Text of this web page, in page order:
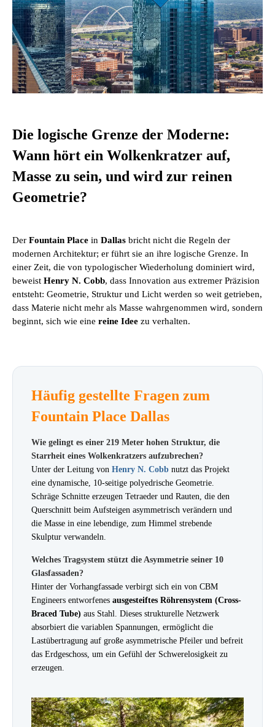
Die logische Grenze der Moderne:
Wann hört ein Wolkenkratzer auf,
Masse zu sein, und wird zur reinen
Geometrie?
Der Fountain Place in Dallas bricht nicht die Regeln der
modernen Architektur; er führt sie an ihre logische Grenze. In
einer Zeit, die von typologischer Wiederholung dominiert wird,
beweist Henry N. Cobb, dass Innovation aus extremer Präzision
entsteht: Geometrie, Struktur und Licht werden so weit getrieben,
dass Materie nicht mehr als Masse wahrgenommen wird, sondern
beginnt, sich wie eine reine Idee zu verhalten.
Häufig gestellte Fragen zum
Fountain Place Dallas
Wie gelingt es einer 219 Meter hohen Struktur, die
Starrheit eines Wolkenkratzers aufzubrechen?
Unter der Leitung von Henry N. Cobb nutzt das Projekt
eine dynamische, 10-seitige polyedrische Geometrie.
Schräge Schnitte erzeugen Tetraeder und Rauten, die den
Querschnitt beim Aufsteigen asymmetrisch verändern und
die Masse in eine lebendige, zum Himmel strebende
Skulptur verwandeln.
Welches Tragsystem stützt die Asymmetrie seiner 10
Glasfassaden?
Hinter der Vorhangfassade verbirgt sich ein von CBM
Engineers entworfenes ausgesteiftes Röhrensystem (Cross-
Braced Tube) aus Stahl. Dieses strukturelle Netzwerk
absorbiert die variablen Spannungen, ermöglicht die
Lastübertragung auf große asymmetrische Pfeiler und befreit
das Erdgeschoss, um ein Gefühl der Schwerelosigkeit zu
erzeugen.